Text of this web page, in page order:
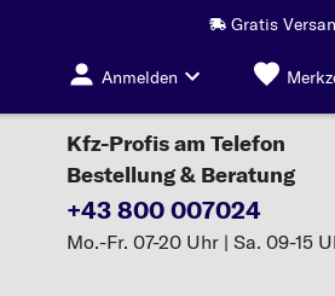
Gratis
Anmelden
Kfz-Profis am Telefon
Bestellung & Beratung
+43 800 007024
Mo.-Fr. 07-20 Uhr | Sa. 09-15